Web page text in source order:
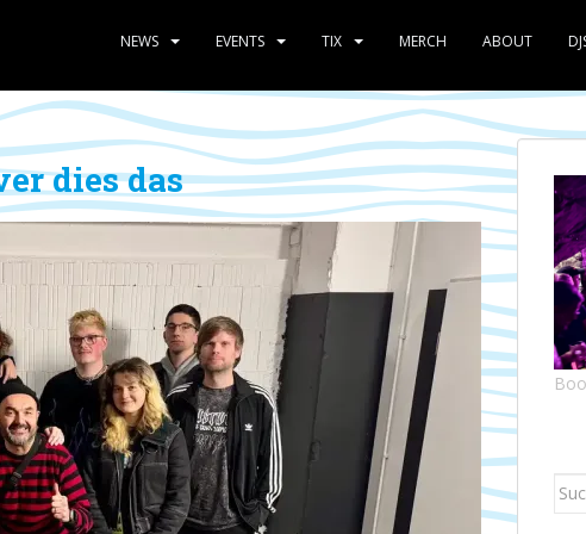
NEWS EVENTS TIX MERCH ABOUT
dies das